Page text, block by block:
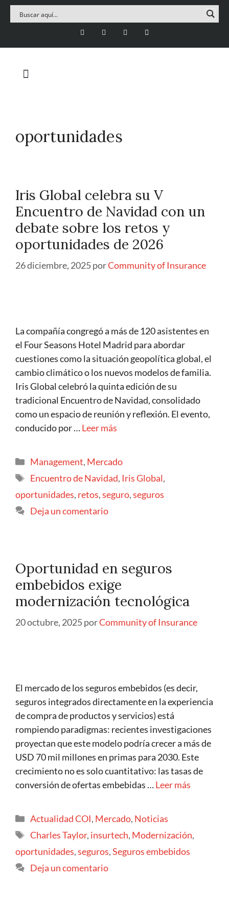
oportunidades
Iris Global celebra su V
Encuentro de Navidad con un
debate sobre los retos y
oportunidades de 2026
26 diciembre, 2025porCommunity of Insurance
La compañía congregó a más de 120 asistentes en
el Four Seasons Hotel Madrid para abordar
cuestiones como la situación geopolítica global, el
cambio climático o los nuevos modelos de familia.
Iris Global celebró la quinta edición de su
tradicional Encuentro de Navidad, consolidado
como un espacio de reunión y reflexión. El evento,
conducido por …Leer más
Management, Mercado
Encuentro de Navidad, Iris Global,
oportunidades, retos,seguro,seguros
Deja un comentario
Oportunidad en seguros
embebidos exige
modernización tecnológica
20 octubre, 2025porCommunity of Insurance
El mercado de los seguros embebidos (es decir,
seguros integrados directamente en la experiencia
de compra de productos y servicios) está
rompiendo paradigmas: recientes investigaciones
proyectan que este modelo podría crecer a más de
USD 70 mil millones en primas para 2030. Este
crecimiento no es solo cuantitativo: las tasas de
conversión de ofertas embebidas …Leer más
Actualidad COI, Mercado, Noticias
Charles Taylor, insurtech, Modernización,
oportunidades,seguros,Seguros embebidos
Deja un comentario